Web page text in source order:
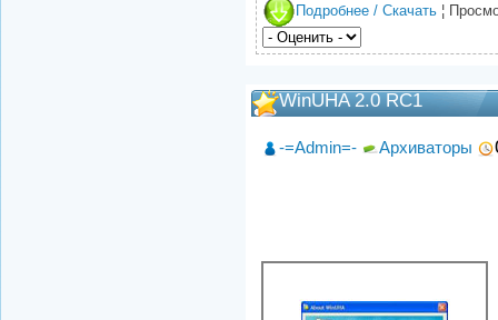
Подробнее / Скачать ¦
WinUHA 2.0 RC1
-=Admin=- Архиваторы